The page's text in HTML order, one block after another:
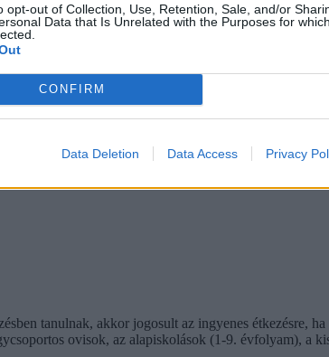
opt-out of Collection, Use, Retention, Sale, and/or
Data that Is Unrelated with the Purposes for
CONFIRM
Data Deletion Data Access Privacy
tanulnak, akkor jogosult az ingyenes étkezésre,
ovisok, az alapiskolások (1-9. évfolyam), a